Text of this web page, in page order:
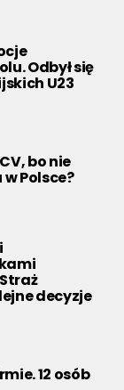
Odbył się
U23
bo nie
Polsce?
decyzje
12 osób